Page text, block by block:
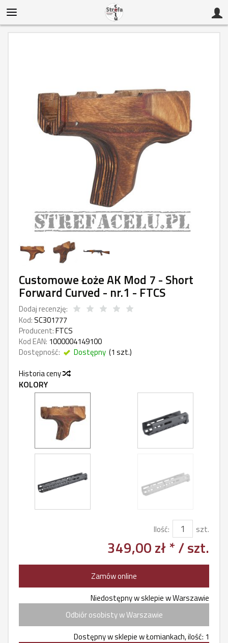
Customowe Łoże AK Mod 7 - Short
Forward Curved - nr.1 - FTCS
Dodaj recenzję:
Kod:SC301777
Producent:FTCS
Kod EAN: 1000004149100
Dostępność:
Dostępny (1 szt.)
Historia ceny
KOLORY
Ilość: szt.
349,00 zł */ szt.
Zamów online
Niedostępny w sklepie w Warszawie
Odbiór osobisty w Warszawie
Dostępny w sklepie w Łomiankach, ilość: 1